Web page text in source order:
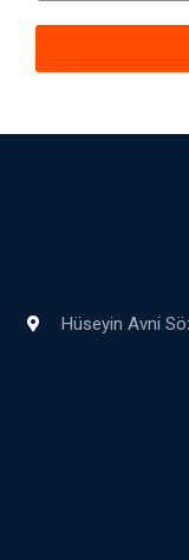
Hüseyin Avni